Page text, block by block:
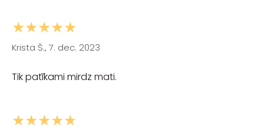
★★★★★
Krista Š., 7. dec. 2023
Tik patīkami mirdz mati.
★★★★★